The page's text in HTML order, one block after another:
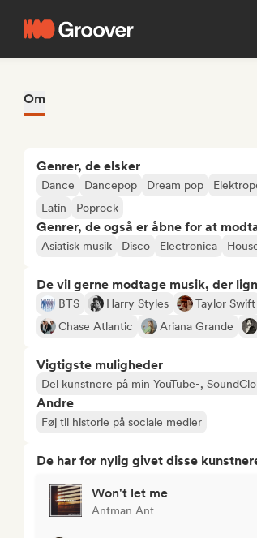
Om
Genrer, de elsker
Dance Dancepop Dream pop
Latin
Poprock
Genrer, de også er åbne for at
Asiatisk musik Disco Electronica
De vil gerne modtage musik, der
BTS Harry Styles Taylor Swift
Chase Atlantic
Ariana Grande
Vigtigste muligheder
Del kunstnere på min YouTube-,
Andre
Føj til historie på sociale medier
De har for nylig givet disse
Won't let me
Antman Ant